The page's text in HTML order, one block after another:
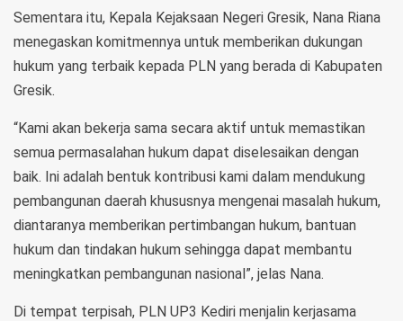
Sementara itu, Kepala Kejaksaan Negeri Gresik, Nana Riana
menegaskan komitmennya untuk memberikan dukungan
hukum yang terbaik kepada PLN yang berada di Kabupaten
Gresik.
“Kami akan bekerja sama secara aktif untuk memastikan
semua permasalahan hukum dapat diselesaikan dengan
baik. Ini adalah bentuk kontribusi kami dalam mendukung
pembangunan daerah khususnya mengenai masalah hukum,
diantaranya memberikan pertimbangan hukum, bantuan
hukum dan tindakan hukum sehingga dapat membantu
meningkatkan pembangunan nasional”, jelas Nana.
Di tempat terpisah, PLN UP3 Kediri menjalin kerjasama